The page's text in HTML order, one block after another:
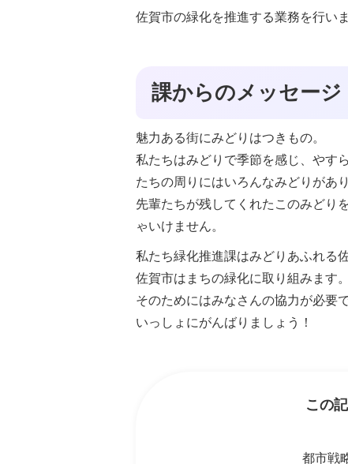
佐賀市の緑化を推進する業務を行いま
課からのメッセージ
魅力ある街にみどりはつきもの。
私たちはみどりで季節を感じ、やす
たちの周りにはいろんなみどりがあ
先輩たちが残してくれたこのみどり
ゃいけません。
私たち緑化推進課はみどりあふれる
佐賀市はまちの緑化に取り組みます。
そのためにはみなさんの協力が必要で
いっしょにがんばりましょう！
この
都市戦